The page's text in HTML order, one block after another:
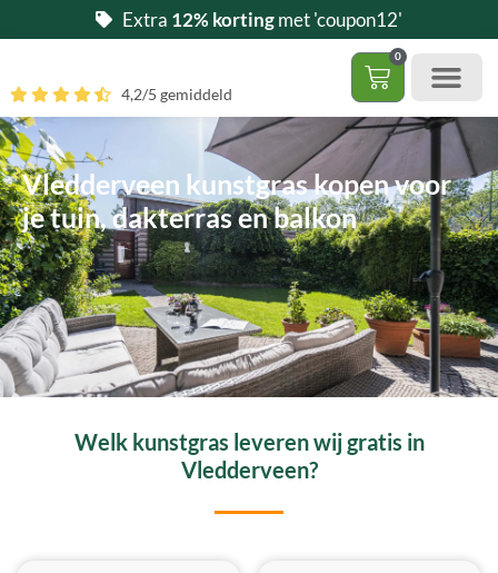
naar
inhoud
Extra 12% kortingmet 'coupon12'
0
4,2/5 gemiddeld
Vledderveen kunstgras kopen voor
je tuin, dakterras en balkon
Welk kunstgras leveren wij gratis in
Vledderveen?